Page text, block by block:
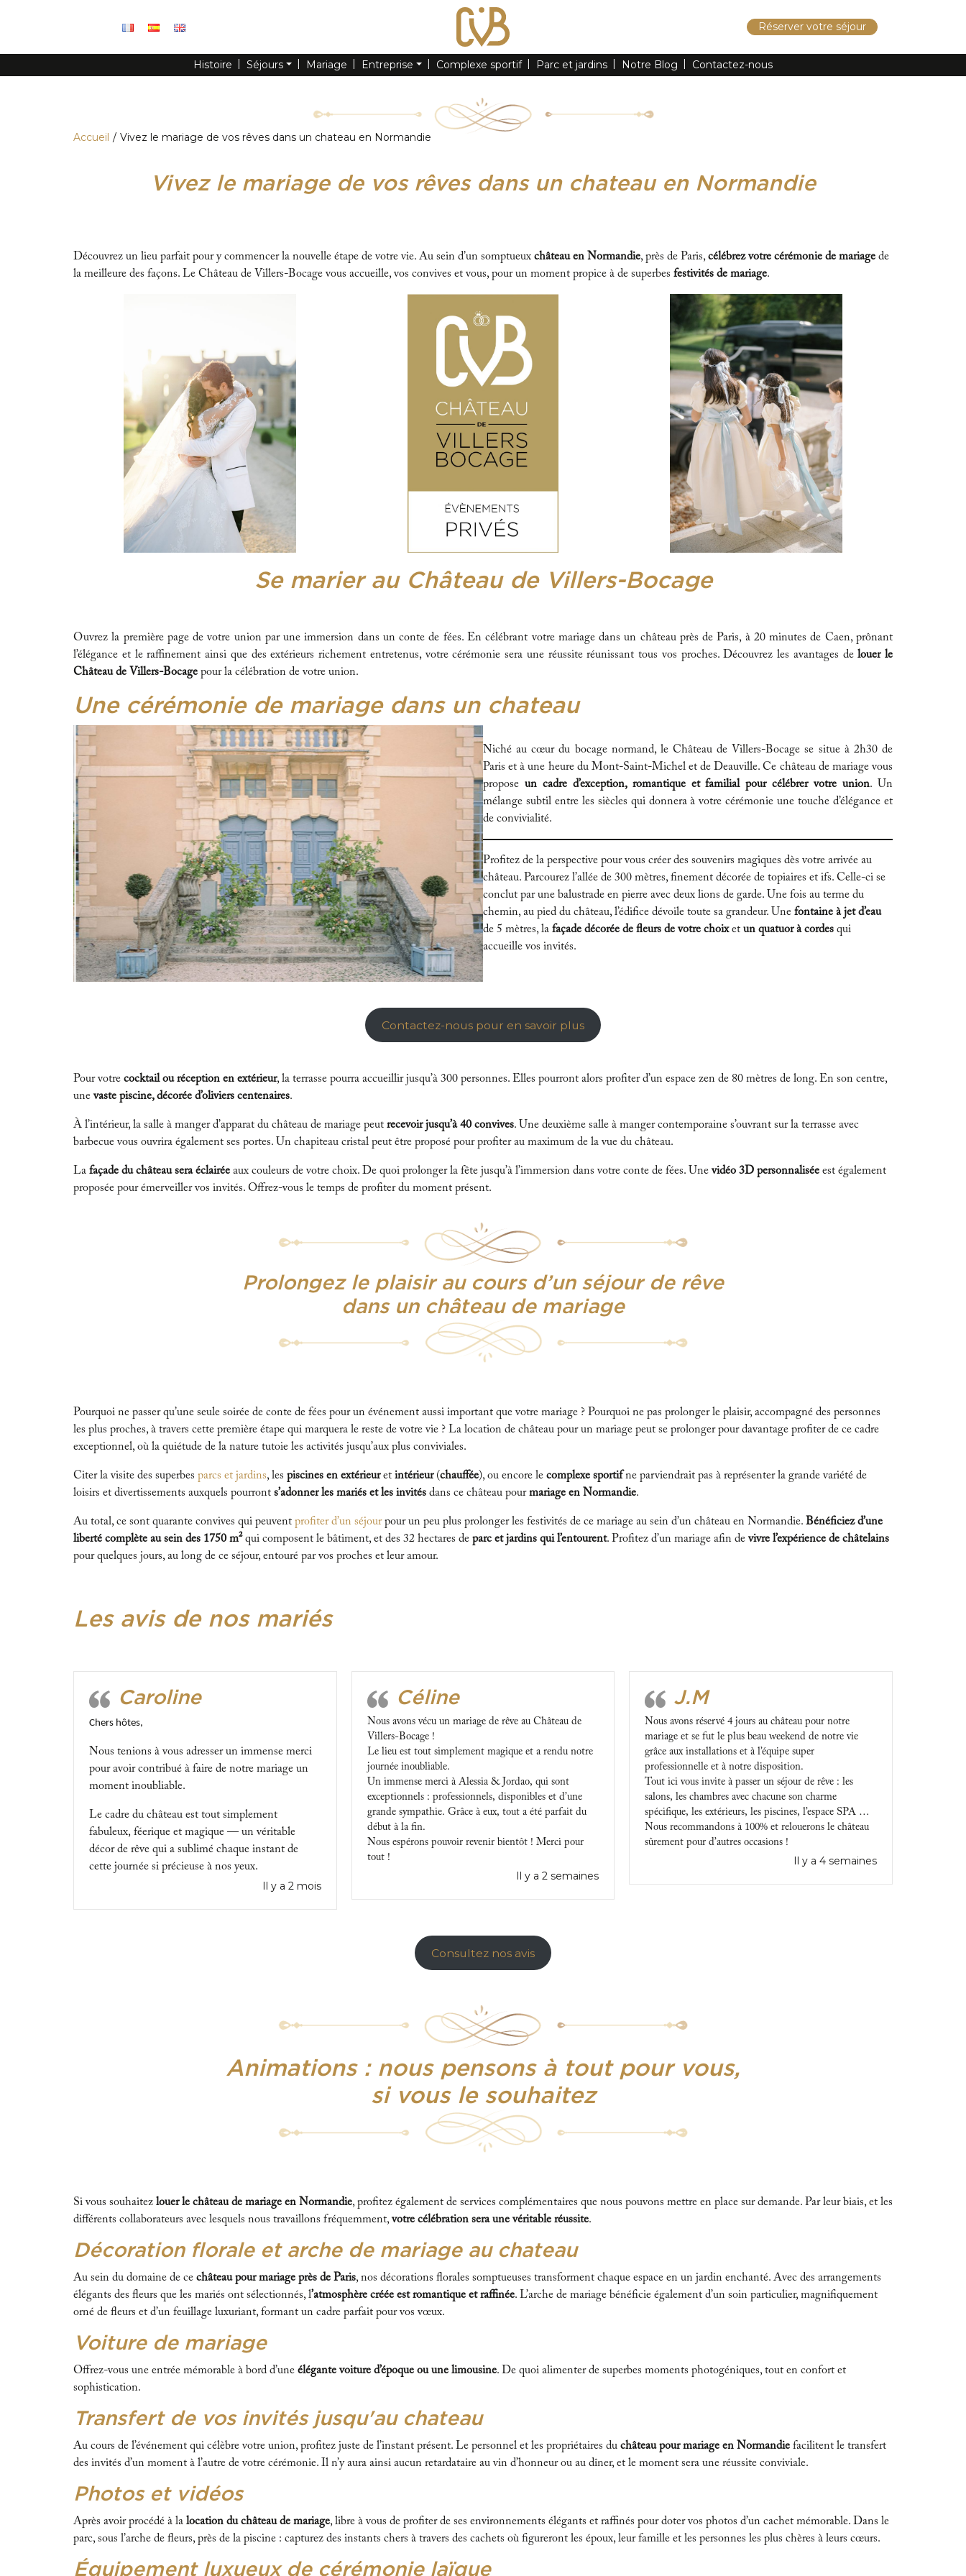
Réserver votre séjour
Histoire Séjours Mariage Entreprise Complexe sportif Parc et jardins Notre Blog Contactez-nous
Accueil Vivez le mariage de vos rêves dans un chateau en Normandie
Vivez le mariage de vos rêves dans un chateau en Normandie
Découvrez un lieu parfait pour y commencer la nouvelle étape de votre vie. Au sein d’un somptueux château en Normandie, près de Paris, célébrez votre cérémonie de mariage de
la meilleure des façons. Le Château de Villers-Bocage vous accueille, vos convives et vous, pour un moment propice à de superbes festivités de mariage.
Se marier au Château de Villers-Bocage
Ouvrez la première page de votre union par une immersion dans un conte de fées. En célébrant votre mariage dans un château près de Paris, à 20 minutes de Caen, prônant
l’élégance et le raffinement ainsi que des extérieurs richement entretenus, votre cérémonie sera une réussite réunissant tous vos proches. Découvrez les avantages delouer le
Château de Villers-Bocage pour la célébration de votre union.
Une cérémonie de mariage dans un chateau
Niché au cœur du bocage normand, le Château de Villers-Bocage se situe à 2h30 de
Paris et à une heure du Mont-Saint-Michel et de Deauville. Ce château de mariage vous
propose un cadre d’exception, romantique et familial pour célébrer votre union. Un
mélange subtil entre les siècles qui donnera à votre cérémonie une touche d’élégance et
de convivialité.
Profitez de la perspective pour vous créer des souvenirs magiques dès votre arrivée au
château. Parcourez l’allée de 300 mètres, finement décorée de topiaires et ifs. Celle-ci se
conclut par une balustrade en pierre avec deux lions de garde. Une fois au terme du
chemin, au pied du château, l’édifice dévoile toute sa grandeur. Une fontaine à jet d’eau
de 5 mètres, la façade décorée de fleurs de votre choixet un quatuor à cordes qui
accueille vos invités.
Contactez-nous pour en savoir plus
Pour votre cocktail ou réception en extérieur, la terrasse pourra accueillir jusqu’à 300 personnes. Elles pourront alors profiter d’un espace zen de 80 mètres de long. En son centre,
une vaste piscine, décorée d’oliviers centenaires.
À l’intérieur, la salle à manger d’apparat du château de mariage peut recevoir jusqu’à 40 convives. Une deuxième salle à manger contemporaine s’ouvrant sur la terrasse avec
barbecue vous ouvrira également ses portes. Un chapiteau cristal peut être proposé pour profiter au maximum de la vue du château.
La façade du château sera éclairée aux couleurs de votre choix. De quoi prolonger la fête jusqu’à l’immersion dans votre conte de fées. Une vidéo 3D personnalisée est également
proposée pour émerveiller vos invités. Offrez-vous le temps de profiter du moment présent.
Prolongez le plaisir au cours d’un séjour de rêve
dans un château de mariage
Pourquoi ne passer qu’une seule soirée de conte de fées pour un événement aussi important que votre mariage ? Pourquoi ne pas prolonger le plaisir, accompagné des personnes
les plus proches, à travers cette première étape qui marquera le reste de votre vie ? La location de château pour un mariage peut se prolonger pour davantage profiter de ce cadre
exceptionnel, où la quiétude de la nature tutoie les activités jusqu’aux plus conviviales.
Citer la visite des superbes parcs et jardins, les piscines en extérieuret intérieur (chauffée), ou encore le complexe sportifne parviendrait pas à représenter la grande variété de
loisirs et divertissements auxquels pourront s’adonner les mariés et les invités dans ce château pourmariage en Normandie.
Au total, ce sont quarante convives qui peuvent profiter d’un séjourpour un peu plus prolonger les festivités de ce mariage au sein d’un château en Normandie. Bénéficiez d’une
liberté complète au sein des 1750 m²qui composent le bâtiment, et des 32 hectares de parc et jardins qui l’entourent. Profitez d’un mariage afin de vivre l’expérience de châtelains
pour quelques jours, au long de ce séjour, entouré par vos proches et leur amour.
Les avis de nos mariés
Caroline
Chers hôtes,
Nous tenions à vous adresser un immense merci
pour avoir contribué à faire de notre mariage un
moment inoubliable.
Le cadre du château est tout simplement
fabuleux, féerique et magique — un véritable
décor de rêve qui a sublimé chaque instant de
cette journée si précieuse à nos yeux.
Il y a 2 mois
Céline
Nous avons vécu un mariage de rêve au Château de
Villers-Bocage !
Le lieu est tout simplement magique et a rendu notre
journée inoubliable.
Un immense merci à Alessia & Jordao, qui sont
exceptionnels : professionnels, disponibles et d’une
grande sympathie. Grâce à eux, tout a été parfait du
début à la fin.
Nous espérons pouvoir revenir bientôt ! Merci pour
tout !
Il y a 2 semaines
J.M
Nous avons réservé 4 jours au château pour notre
mariage et se fut le plus beau weekend de notre vie
grâce aux installations et à l’équipe super
professionnelle et à notre disposition.
Tout ici vous invite à passer un séjour de rêve : les
salons, les chambres avec chacune son charme
spécifique, les extérieurs, les piscines, l’espace SPA …
Nous recommandons à 100% et relouerons le château
sûrement pour d’autres occasions !
Il y a 4 semaines
Consultez nos avis
Animations : nous pensons à tout pour vous,
si vous le souhaitez
Si vous souhaitez louer le château de mariage en Normandie, profitez également de services complémentaires que nous pouvons mettre en place sur demande. Par leur biais, et les
différents collaborateurs avec lesquels nous travaillons fréquemment, votre célébration sera une véritable réussite.
Décoration florale et arche de mariage au chateau
Au sein du domaine de ce château pour mariage près de Paris, nos décorations florales somptueuses transforment chaque espace en un jardin enchanté. Avec des arrangements
élégants des fleurs que les mariés ont sélectionnés, l’atmosphère créée est romantique et raffinée. L’arche de mariage bénéficie également d’un soin particulier, magnifiquement
orné de fleurs et d’un feuillage luxuriant, formant un cadre parfait pour vos vœux.
Voiture de mariage
Offrez-vous une entrée mémorable à bord d’une élégante voiture d’époque ou une limousine. De quoi alimenter de superbes moments photogéniques, tout en confort et
sophistication.
Transfert de vos invités jusqu'au chateau
Au cours de l’événement qui célèbre votre union, profitez juste de l’instant présent. Le personnel et les propriétaires du château pour mariage en Normandie facilitent le transfert
des invités d’un moment à l’autre de votre cérémonie. Il n’y aura ainsi aucun retardataire au vin d’honneur ou au dîner, et le moment sera une réussite conviviale.
Photos et vidéos
Après avoir procédé à la location du château de mariage, libre à vous de profiter de ses environnements élégants et raffinés pour doter vos photos d’un cachet mémorable. Dans le
parc, sous l’arche de fleurs, près de la piscine : capturez des instants chers à travers des cachets où figureront les époux, leur famille et les personnes les plus chères à leurs cœurs.
Équipement luxueux de cérémonie laïque